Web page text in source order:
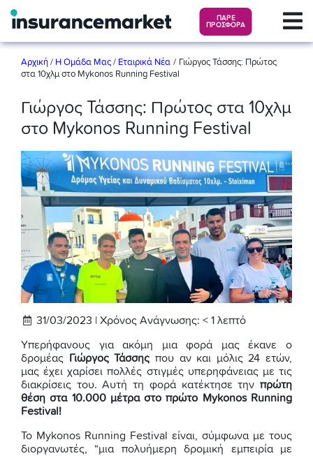
ΠΑΡΕ
ΠΡΟΣΦΟΡΑ
Αρχική / Η Ομάδα Μας / Εταιρικά Νέα / Γιώργος Τάσσης: Πρώτος
στα 10χλμ στο Mykonos Running Festival
Γιώργος Τάσσης: Πρώτος στα 10χλμ
στο Mykonos Running Festival
31/03/2023 | Χρόνος Ανάγνωσης: < 1 λεπτό
Υπερήφανους για ακόμη μια φορά μας έκανε ο
δρομέας Γιώργος Τάσσης που αν και μόλις 24 ετών,
μας έχει χαρίσει πολλές στιγμές υπερηφάνειας με τις
διακρίσεις του. Αυτή τη φορά κατέκτησε την πρώτη
θέση στα 10.000 μέτρα στο πρώτο Mykonos Running
Festival!
Το Mykonos Running Festival είναι, σύμφωνα με τους
διοργανωτές, “μια πολυήμερη δρομική εμπειρία με